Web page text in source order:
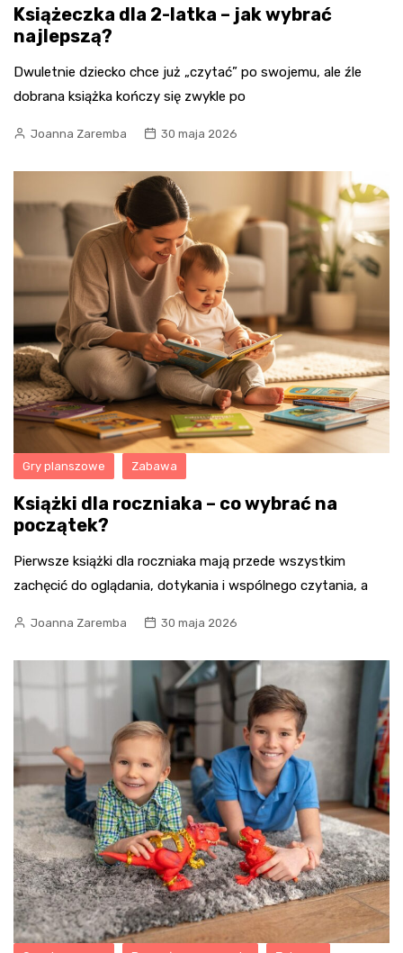
Książeczka dla 2-latka – jak wybrać
najlepszą?
Dwuletnie dziecko chce już „czytać” po swojemu, ale źle
dobrana książka kończy się zwykle po
Joanna Zaremba 30 maja 2026
Gry planszowe Zabawa
Książki dla roczniaka – co wybrać na
początek?
Pierwsze książki dla roczniaka mają przede wszystkim
zachęcić do oglądania, dotykania i wspólnego czytania, a
Joanna Zaremba 30 maja 2026